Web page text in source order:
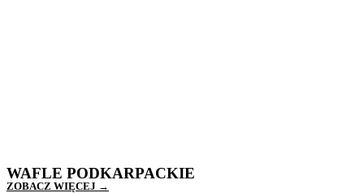
WAFLE PODKARPACKIE
ZOBACZ WIĘCEJ →